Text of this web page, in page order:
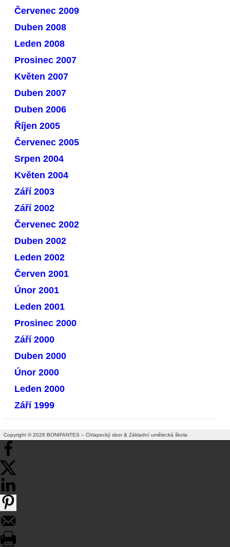
Červenec 2009
Duben 2008
Leden 2008
Prosinec 2007
Květen 2007
Duben 2007
Duben 2006
Říjen 2005
Červenec 2005
Srpen 2004
Květen 2004
Září 2003
Září 2002
Červenec 2002
Duben 2002
Leden 2002
Červen 2001
Únor 2001
Leden 2001
Prosinec 2000
Září 2000
Duben 2000
Únor 2000
Leden 2000
Září 1999
Copyright © 2026 BONIFANTES – Chlapecký sbor & Základní umělecká škola